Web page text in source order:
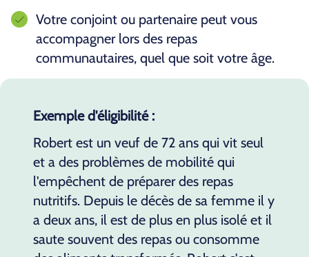
Votre conjoint ou partenaire peut vous
accompagner lors des repas
communautaires, quel que soit votre âge.
Exemple d'éligibilité :
Robert est un veuf de 72 ans qui vit seul
et a des problèmes de mobilité qui
l'empêchent de préparer des repas
nutritifs. Depuis le décès de sa femme il y
a deux ans, il est de plus en plus isolé et il
saute souvent des repas ou consomme